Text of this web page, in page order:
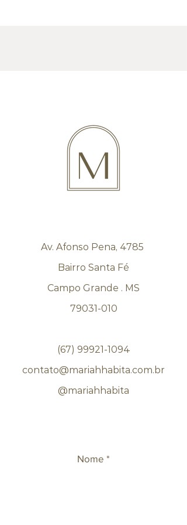
Av. Afonso Pena, 4785
Bairro Santa Fé
Campo Grande . MS
79031-010
(67) 99921-1094
contato@mariahhabita.com.br
@mariahhabita
Nome